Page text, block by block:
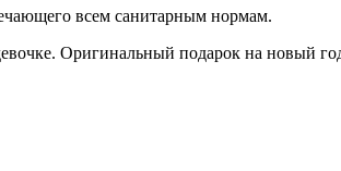
всем санитарным нормам.
Оригинальный подарок на новый